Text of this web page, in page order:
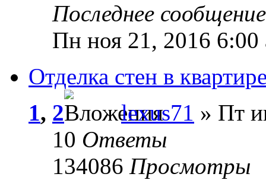
Последнее
Пн ноя 21, 2016 6:00
Отделка стен в
1, 2 lexus71 » Пт
10 Ответы
134086 Просмотры